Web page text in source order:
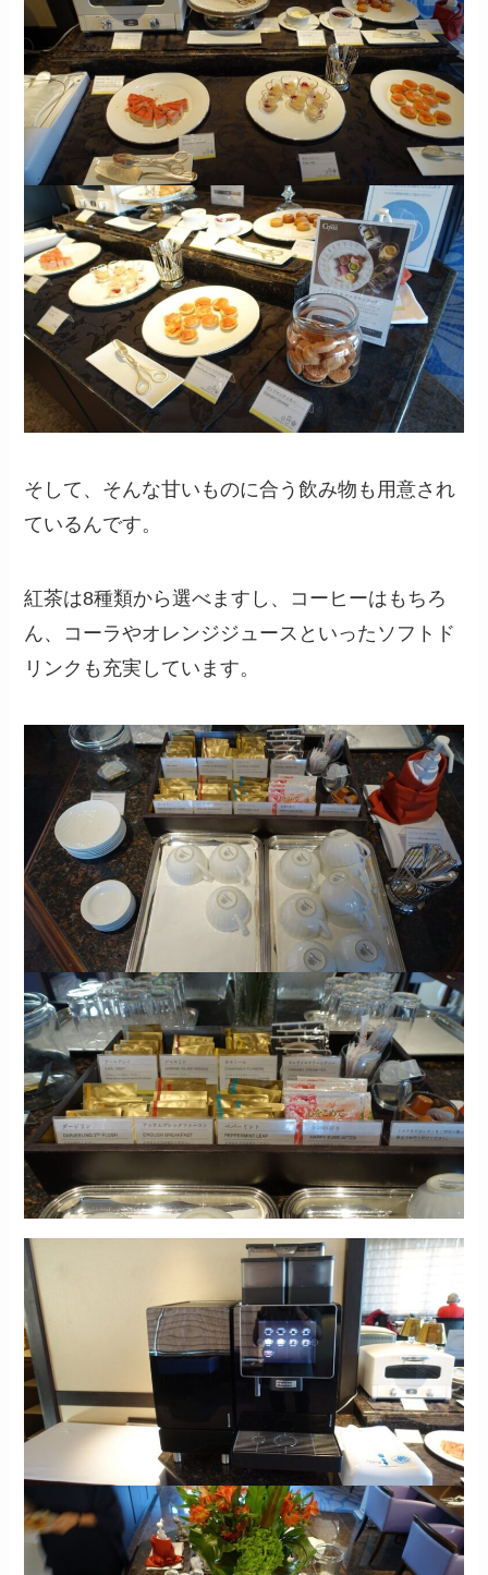
そして、そんな甘いものに合う飲み物も用意され
ているんです。
紅茶は8種類から選べますし、コーヒーはもちろ
ん、コーラやオレンジジュースといったソフトド
リンクも充実しています。